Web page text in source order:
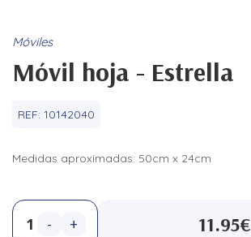
Móviles
Móvil hoja - Estrella
REF: 10142040
Medidas aproximadas: 50cm x 24cm
- + 11.95€